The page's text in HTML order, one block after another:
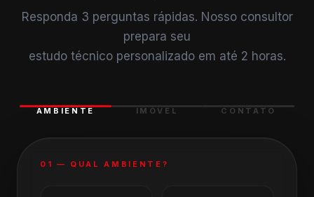
Responda 3 perguntas rápidas. Nosso consultor
prepara seu
estudo técnico personalizado em até 2 horas.
AMBIENTE IMÓVEL CONTATO
01 — QUAL AMBIENTE?